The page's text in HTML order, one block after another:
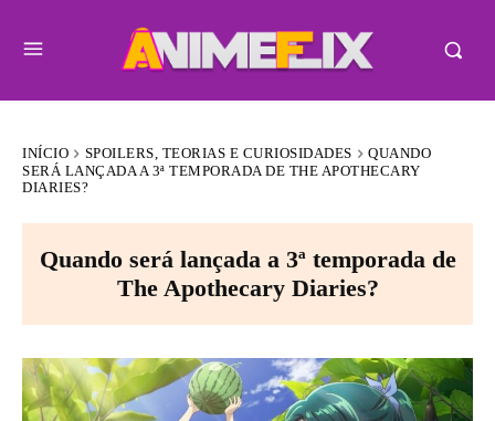
INÍCIO SPOILERS, TEORIAS E CURIOSIDADES
QUANDO
SERÁ LANÇADA A 3ª TEMPORADA DE THE APOTHECARY
DIARIES?
Quando será lançada a 3ª temporada de
The Apothecary Diaries?